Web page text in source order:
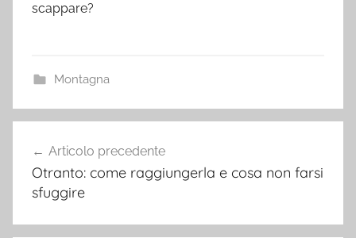
scappare?
Montagna
articoli
Articolo precedente
Otranto: come raggiungerla e cosa non farsi
sfuggire